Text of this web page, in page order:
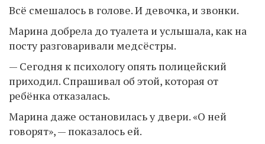
Всё смешалось в голове. И девочка, и звонки.
Марина добрела до туалета и услышала, как на
посту разговаривали медсёстры.
— Сегодня к психологу опять полицейский
приходил. Спрашивал об этой, которая от
ребёнка отказалась.
Марина даже остановилась у двери. «О ней
говорят», — показалось ей.